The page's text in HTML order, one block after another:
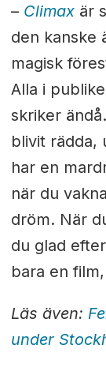
– Climax är
den kanske
magisk
Alla i
skriker
blivit rädda,
har en
när du
dröm. När
du glad
bara en
Läs även:
under